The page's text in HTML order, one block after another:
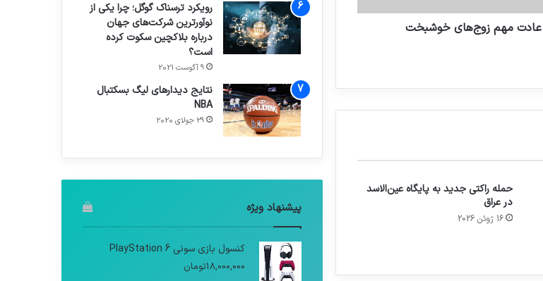
حمله راکتی جدید به پایگاه عین‌الاسد
در عراق
16 ژوئن 2026
رویکرد ترسناک گوگل؛ چرا یکی از
نوآورترین شرکت‌های جهان
درباره بلاکچین سکوت کرده
است؟
9 آگوست 2021
نتایج دیدار‌های لیگ بسکتبال
NBA
29 جولای 2020
پیشنهاد ویژه
کنسول بازی سونی PlayStation 6
18,000,000تومان